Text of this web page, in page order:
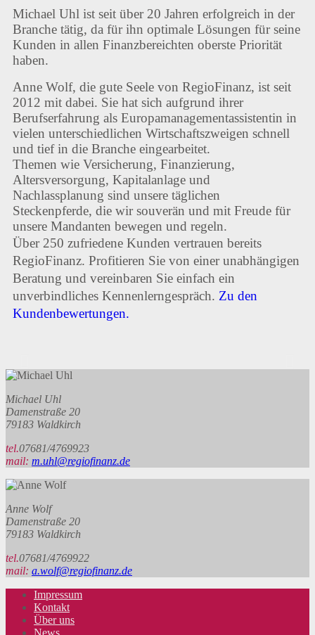
Michael Uhl ist seit über 20 Jahren erfolgreich in der
Branche tätig, da für ihn optimale Lösungen für seine
Kunden in allen Finanzbereichten oberste Priorität
haben.
Anne Wolf, die gute Seele von RegioFinanz, ist seit
2012 mit dabei. Sie hat sich aufgrund ihrer
Berufserfahrung als Europamanagementassistentin in
vielen unterschiedlichen Wirtschaftszweigen schnell
und tief in die Branche eingearbeitet.
Themen wie Versicherung, Finanzierung,
Altersversorgung, Kapitalanlage und
Nachlassplanung sind unsere täglichen
Steckenpferde, die wir souverän und mit Freude für
unsere Mandanten bewegen und regeln.
Über 250 zufriedene Kunden vertrauen bereits
RegioFinanz. Profitieren Sie von einer unabhängigen
Beratung und vereinbaren Sie einfach ein
unverbindliches Kennenlerngespräch. Zu den
Kundenbewertungen.
Michael Uhl
Damenstraße 20
79183 Waldkirch
tel.07681/4769923
mail: m.uhl@regiofinanz.de
Anne Wolf
Damenstraße 20
79183 Waldkirch
tel.07681/4769922
mail: a.wolf@regiofinanz.de
Impressum
Kontakt
Über uns